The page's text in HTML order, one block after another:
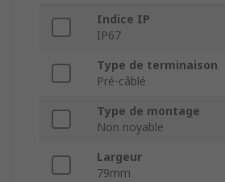
Indice IP
IP67
Type de terminaison
Pré-câblé
Type de montage
Non noyable
Largeur
79mm